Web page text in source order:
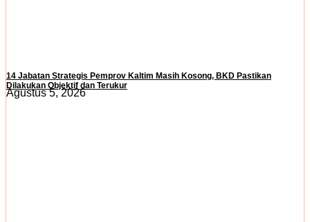
14 Jabatan Strategis Pemprov Kaltim Masih Kosong, BKD Pastikan
Dilakukan Objektif dan Terukur
Agustus 5, 2026